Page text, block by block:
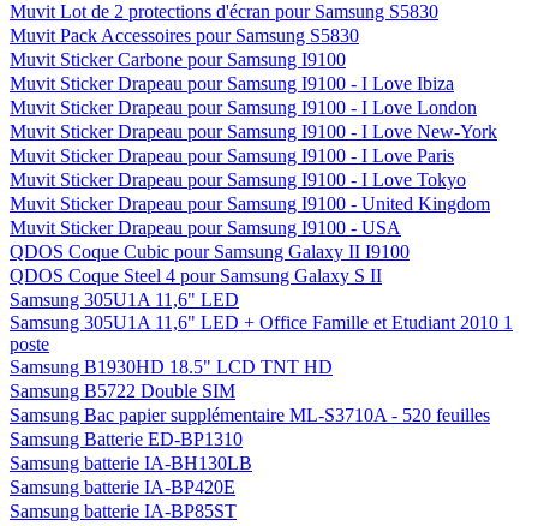
Muvit Lot de 2 protections d'écran pour Samsung S5830
Muvit Pack Accessoires pour Samsung S5830
Muvit Sticker Carbone pour Samsung I9100
Muvit Sticker Drapeau pour Samsung I9100 - I Love Ibiza
Muvit Sticker Drapeau pour Samsung I9100 - I Love London
Muvit Sticker Drapeau pour Samsung I9100 - I Love New-York
Muvit Sticker Drapeau pour Samsung I9100 - I Love Paris
Muvit Sticker Drapeau pour Samsung I9100 - I Love Tokyo
Muvit Sticker Drapeau pour Samsung I9100 - United Kingdom
Muvit Sticker Drapeau pour Samsung I9100 - USA
QDOS Coque Cubic pour Samsung Galaxy II I9100
QDOS Coque Steel 4 pour Samsung Galaxy S II
Samsung 305U1A 11,6" LED
Samsung 305U1A 11,6" LED + Office Famille et Etudiant 2010 1
poste
Samsung B1930HD 18.5" LCD TNT HD
Samsung B5722 Double SIM
Samsung Bac papier supplémentaire ML-S3710A - 520 feuilles
Samsung Batterie ED-BP1310
Samsung batterie IA-BH130LB
Samsung batterie IA-BP420E
Samsung batterie IA-BP85ST